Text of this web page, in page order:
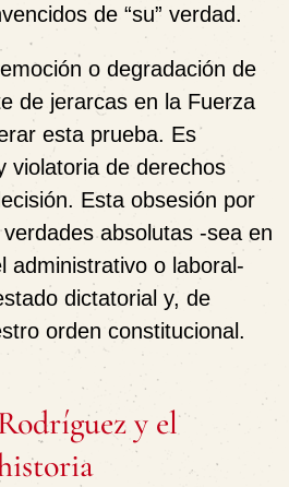
de “su” verdad.
o degradación de
de jerarcas en la Fuerza
esta prueba. Es
violatoria de derechos
Esta obsesión por
absolutas -sea en
administrativo o laboral-
dictatorial y, de
orden constitucional.
y el